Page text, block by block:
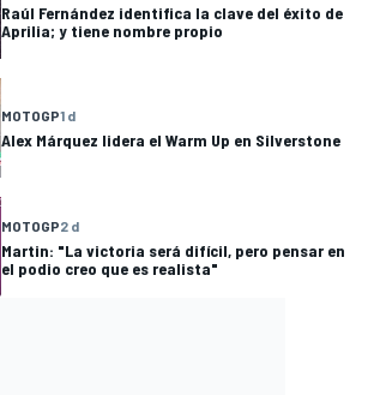
Raúl Fernández identifica la clave del éxito de
Aprilia; y tiene nombre propio
MOTOGP1 d
Alex Márquez lidera el Warm Up en Silverstone
MOTOGP2 d
Martin: "La victoria será difícil, pero pensar en
el podio creo que es realista"